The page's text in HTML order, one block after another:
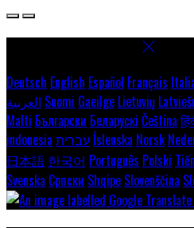
Deutsch English Español Français
العربية Suomi Gaeilge Lietuvių
Malti Български Беларускі Čeština
indonesia עברית Íslenska Norsk
日本語 한국어 Português Polski
Svenska Српски Shqipe Slovenščina